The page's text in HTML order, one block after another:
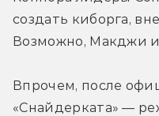
создать киборга,
Возможно, Макджи
Впрочем, после
«Снайдерката» —